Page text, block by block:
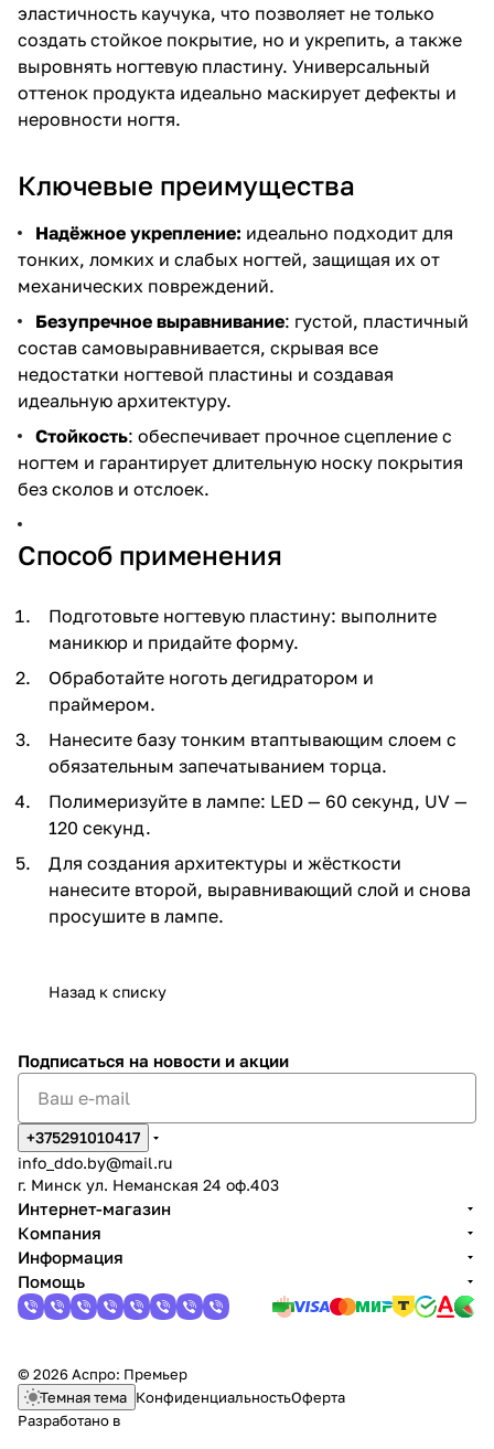
эластичность каучука, что позволяет не только
создать стойкое покрытие, но и укрепить, а также
выровнять ногтевую пластину. Универсальный
оттенок продукта идеально маскирует дефекты и
неровности ногтя.
Ключевые преимущества
Надёжное укрепление: идеально подходит для
тонких, ломких и слабых ногтей, защищая их от
механических повреждений.
Безупречное выравнивание: густой, пластичный
состав самовыравнивается, скрывая все
недостатки ногтевой пластины и создавая
идеальную архитектуру.
Стойкость: обеспечивает прочное сцепление с
ногтем и гарантирует длительную носку покрытия
без сколов и отслоек.
Способ применения
Подготовьте ногтевую пластину: выполните
маникюр и придайте форму.
Обработайте ноготь дегидратором и
праймером.
Нанесите базу тонким втаптывающим слоем с
обязательным запечатыванием торца.
Полимеризуйте в лампе: LED — 60 секунд, UV —
120 секунд.
Для создания архитектуры и жёсткости
нанесите второй, выравнивающий слой и снова
просушите в лампе.
Назад к списку
Подписаться на новости и акции
+375291010417
info_ddo.by@mail.ru
г. Минск ул. Неманская 24 оф.403
Интернет-магазин
Компания
Информация
Помощь
© 2026 Аспро: Премьер
Темная тема КонфиденциальностьОферта
Разработано в